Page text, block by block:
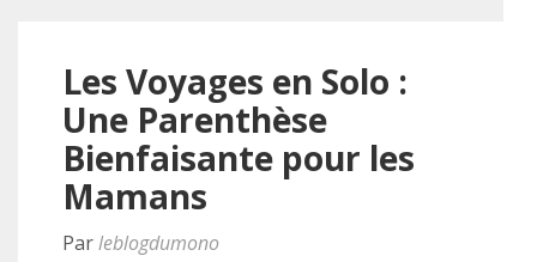
Les Voyages en Solo :
Une Parenthèse
Bienfaisante pour les
Mamans
Parleblogdumono